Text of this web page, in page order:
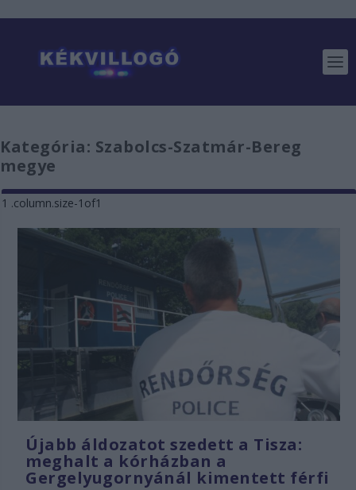
Kategória: Szabolcs-Szatmár-Bereg
megye
Újabb áldozatot szedett a Tisza:
meghalt a kórházban a
Gergelyugornyánál kimentett férfi